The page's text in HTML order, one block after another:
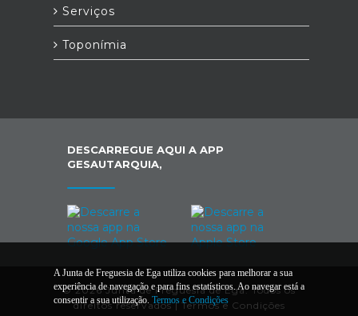
Serviços
Toponímia
DESCARREGUE AQUI A APP
GESAUTARQUIA,
© 2026 Junta de Freguesia de Ega. Todos os
direitos reservados |Termos e Condições
A Junta de Freguesia de Ega utiliza cookies para melhorar a sua
experiência de navegação e para fins estatísticos. Ao navegar está a
consentir a sua utilização. Termos e Condições